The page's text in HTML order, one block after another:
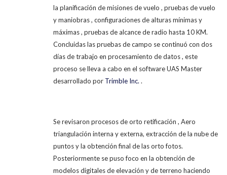
la planificación de misiones de vuelo , pruebas de vuelo
y maniobras , configuraciones de alturas mínimas y
máximas , pruebas de alcance de radio hasta 10 KM.
Concluidas las pruebas de campo se continuó con dos
días de trabajo en procesamiento de datos , este
proceso se lleva a cabo en el software UAS Master
desarrollado por Trimble Inc. .
Se revisaron procesos de orto retificación , Aero
triangulación interna y externa, extracción de la nube de
puntos y la obtención final de las orto fotos.
Posteriormente se puso foco en la obtención de
modelos digitales de elevación y de terreno haciendo